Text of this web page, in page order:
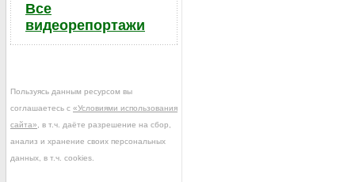
Все
видеорепортажи
Пользуясь данным ресурсом вы
соглашаетесь с «Условиями использования
сайта» , в т.ч. даёте разрешение на сбор,
анализ и хранение своих персональных
данных, в т.ч. cookies.